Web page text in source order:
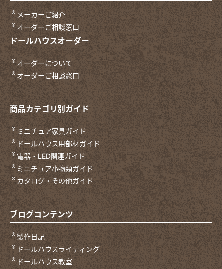
メーカーご紹介
オーダーご相談窓口
ドールハウスオーダー
オーダーについて
オーダーご相談窓口
商品カテゴリ別ガイド
ミニチュア家具ガイド
ドールハウス用部材ガイド
電器・LED関連ガイド
ミニチュア小物類ガイド
カタログ・その他ガイド
ブログコンテンツ
製作日記
ドールハウスライティング
ドールハウス教室